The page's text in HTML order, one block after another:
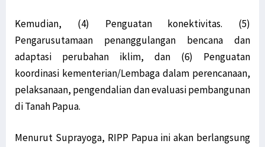
Kemudian, (4) Penguatan konektivitas. (5)
Pengarusutamaan penanggulangan bencana dan
adaptasi perubahan iklim, dan (6) Penguatan
koordinasi kementerian/Lembaga dalam perencanaan,
pelaksanaan, pengendalian dan evaluasi pembangunan
di Tanah Papua.
Menurut Suprayoga, RIPP Papua ini akan berlangsung